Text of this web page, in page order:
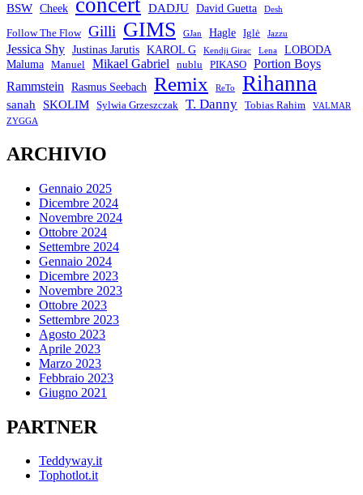
BSW Cheek DADJU David Guetta Desh
Follow The Flow Gilli GIMS GJan Hagle Iglė Jazzu
Jessica Shy Justinas Jarutis KAROL G Kendji Girac Lena LOBODA
Maluma Manuel Mikael Gabriel nublu PIKASO
Portion Boys
Rammstein
Rasmus Seebach Remix ReTo Rihanna
sanah SKOLIM Sylwia Grzeszczak T. Danny Tobias Rahim VALMAR
ZYGGA
ARCHIVIO
Gennaio 2025
Dicembre 2024
Novembre 2024
Ottobre 2024
Settembre 2024
Gennaio 2024
Dicembre 2023
Novembre 2023
Ottobre 2023
Settembre 2023
Agosto 2023
Aprile 2023
Marzo 2023
Febbraio 2023
Giugno 2021
PARTNER
Teddyway.it
Tophotlot.it